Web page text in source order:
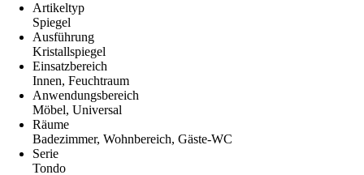
Artikeltyp
Spiegel
Ausführung
Kristallspiegel
Einsatzbereich
Innen, Feuchtraum
Anwendungsbereich
Möbel, Universal
Räume
Badezimmer, Wohnbereich, Gäste-WC
Serie
Tondo